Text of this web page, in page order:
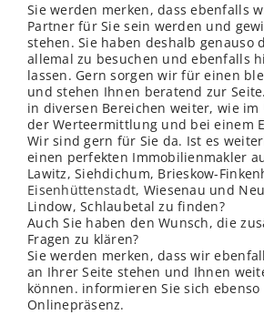
Sie werden merken, dass ebenfalls
Partner für Sie sein werden und
stehen. Sie haben deshalb genauso
allemal zu besuchen und ebenfalls
lassen. Gern sorgen wir für einen
und stehen Ihnen beratend zur
in diversen Bereichen weiter, wie im
der Werteermittlung und bei einem
Wir sind gern für Sie da. Ist es
einen perfekten Immobilienmakler
Lawitz, Siehdichum, Brieskow-
Eisenhüttenstadt, Wiesenau und
Lindow, Schlaubetal zu finden?
Auch Sie haben den Wunsch, die
Fragen zu klären?
Sie werden merken, dass wir
an Ihrer Seite stehen und Ihnen
können. informieren Sie sich
Onlinepräsenz.